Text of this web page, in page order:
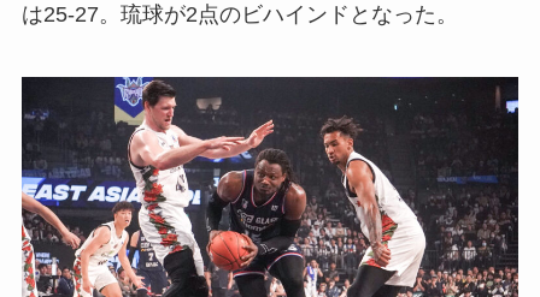
は25‐27。琉球が2点のビハインドとなった。